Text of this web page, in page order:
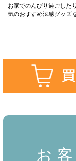
お家でのんびり過ごした
気のおすすめ涼感グッズ
お